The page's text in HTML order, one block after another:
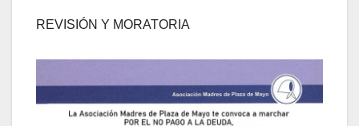
REVISIÓN Y MORATORIA